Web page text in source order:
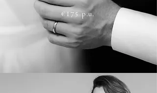
€175 p.u.